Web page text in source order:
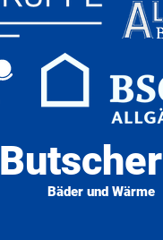
Butscher
Bäder und Wärme